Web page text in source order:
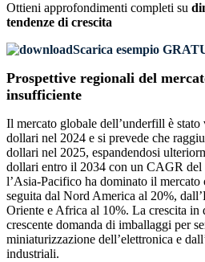
Ottieni approfondimenti completi su
tendenze di crescita
Scarica esempio
Prospettive regionali del
insufficiente
Il mercato globale dell’underfill è
dollari nel 2024 e si prevede che
dollari nel 2025, espandendosi
dollari entro il 2034 con un CAGR
l’Asia-Pacifico ha dominato il mercato
seguita dal Nord America al 20%,
Oriente e Africa al 10%. La crescita in
crescente domanda di imballaggi per
miniaturizzazione dell’elettronica e
industriali.